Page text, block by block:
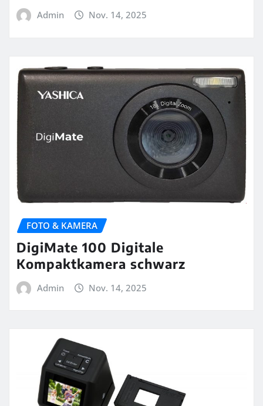
Admin Nov. 14, 2025
FOTO & KAMERA
DigiMate 100 Digitale
Kompaktkamera schwarz
Admin Nov. 14, 2025